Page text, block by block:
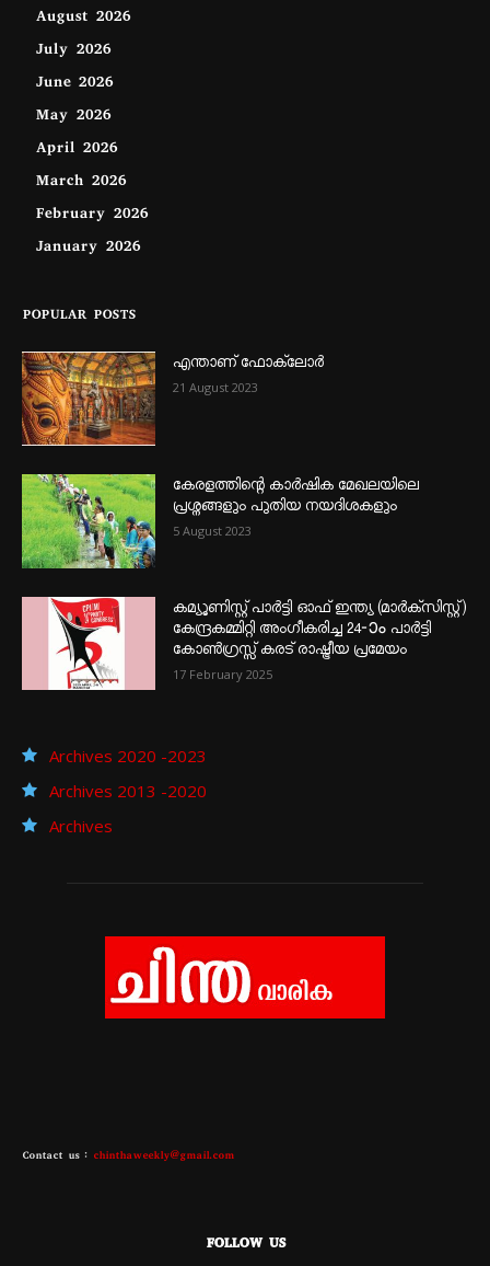
August 2026
July 2026
June 2026
May 2026
April 2026
March 2026
February 2026
January 2026
POPULAR POSTS
എന്താണ്‌ ഫോക്‌ലോർ
21 August 2023
കേരളത്തിന്റെ കാർഷിക മേഖലയിലെ
പ്രശ്നങ്ങളും പുതിയ നയദിശകളും
5 August 2023
കമ്യൂണിസ്റ്റ് പാർട്ടി ഓഫ് ഇന്ത്യ (മാർക്സിസ്റ്റ്)
കേന്ദ്രകമ്മിറ്റി അംഗീകരിച്ച 24‐ാം പാർട്ടി
കോൺഗ്രസ്സ് കരട് രാഷ്ട്രീയ പ്രമേയം
17 February 2025
Archives 2020 -2023
Archives 2013 -2020
Archives
Contact us : chinthaweekly@gmail.com
FOLLOW US